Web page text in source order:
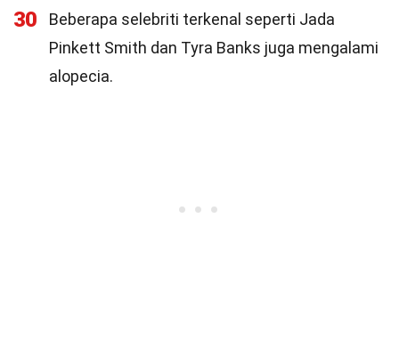
30
Beberapa selebriti terkenal seperti Jada
Pinkett Smith dan Tyra Banks juga mengalami
alopecia.